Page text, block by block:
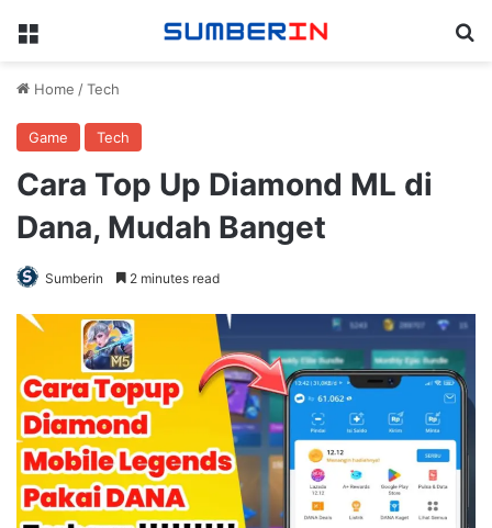
Menu
Home /Tech
Game Tech
Cara Top Up Diamond ML di
Dana, Mudah Banget
Sumberin 2 minutes read